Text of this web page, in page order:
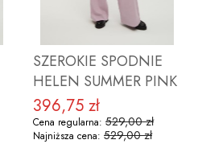
SZEROKIE SPODNIE
HELEN SUMMER PINK
Cena promocyjna
396,75 zł
Cena regularna: 529,00 zł
Najniższa cena: 529,00 zł